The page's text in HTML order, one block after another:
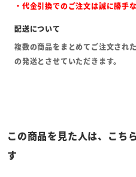
・代金引換でのご注文は誠に勝手
複数の商品をまとめてご注文され
の発送とさせていただきます。
この商品を見た人は、こち
す